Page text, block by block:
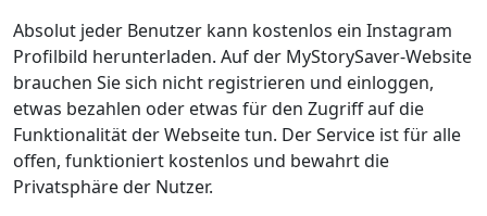
Absolut jeder Benutzer kann kostenlos ein Instagram
Profilbild herunterladen. Auf der MyStorySaver-Website
brauchen Sie sich nicht registrieren und einloggen,
etwas bezahlen oder etwas für den Zugriff auf die
Funktionalität der Webseite tun. Der Service ist für alle
offen, funktioniert kostenlos und bewahrt die
Privatsphäre der Nutzer.